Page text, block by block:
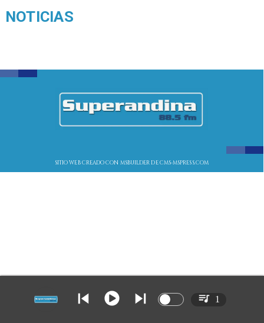
NOTICIAS
SITIO WEB CREADO CON MSBUILDER DE CMS-MSPRESS.COM
1